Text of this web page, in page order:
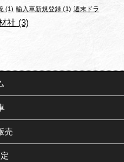
(1) 輸入車新規登録(1) 週末ドラ
社 (3)
売